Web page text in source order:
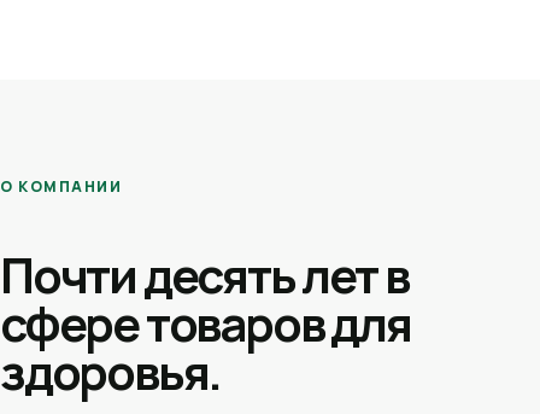
О КОМПАНИИ
Почти десять лет в
сфере товаров для
здоровья.